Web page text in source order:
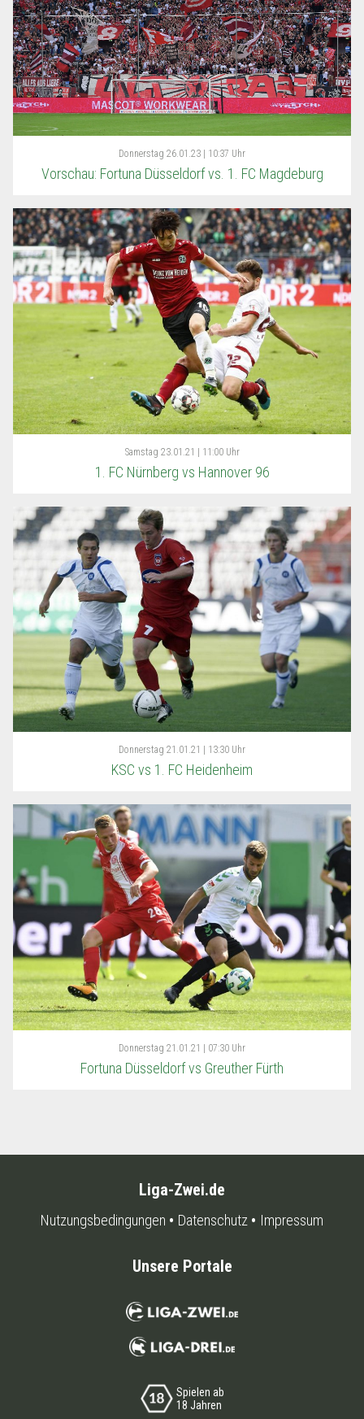
Donnerstag 26.01.23 | 10:37 Uhr
Vorschau: Fortuna Düsseldorf vs. 1. FC Magdeburg
Samstag 23.01.21 | 11:00 Uhr
1. FC Nürnberg vs Hannover 96
Donnerstag 21.01.21 | 13:30 Uhr
KSC vs 1. FC Heidenheim
Donnerstag 21.01.21 | 07:30 Uhr
Fortuna Düsseldorf vs Greuther Fürth
Liga-Zwei.de
Nutzungsbedingungen Datenschutz Impressum
Unsere Portale
Spielen ab
18 Jahren